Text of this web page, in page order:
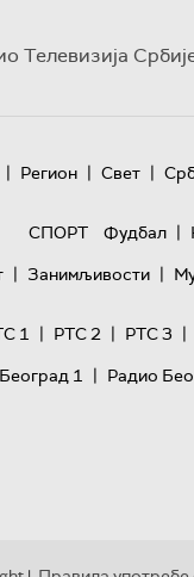
Телевизија
| Регион | Свет |
СПОРТ
Фудбал |
| Занимљивости |
1 | РТС 2 | РТС 3 |
1 | Радио